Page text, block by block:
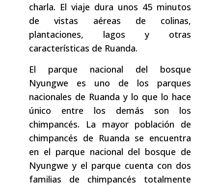
charla. El viaje dura unos 45 minutos
de vistas aéreas de colinas,
plantaciones, lagos y otras
características de Ruanda.
El parque nacional del bosque
Nyungwe es uno de los parques
nacionales de Ruanda y lo que lo hace
único entre los demás son los
chimpancés. La mayor población de
chimpancés de Ruanda se encuentra
en el parque nacional del bosque de
Nyungwe y el parque cuenta con dos
familias de chimpancés totalmente